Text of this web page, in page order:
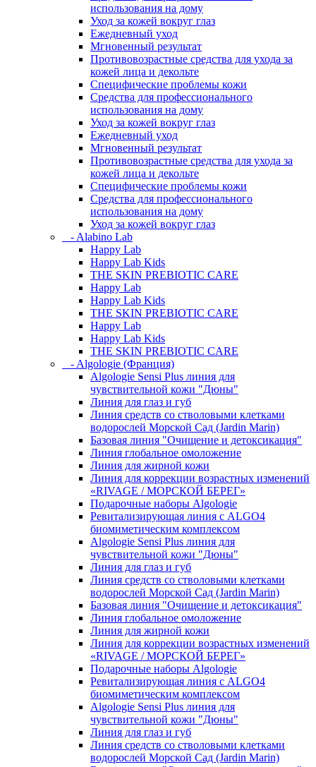
использования на дому
Уход за кожей вокруг глаз
Ежедневный уход
Мгновенный результат
Противовозрастные средства для ухода за
кожей лица и декольте
Специфические проблемы кожи
Средства для профессионального
использования на дому
Уход за кожей вокруг глаз
Ежедневный уход
Мгновенный результат
Противовозрастные средства для ухода за
кожей лица и декольте
Специфические проблемы кожи
Средства для профессионального
использования на дому
Уход за кожей вокруг глаз
- Alabino Lab
Happy Lab
Happy Lab Kids
THE SKIN PREBIOTIC CARE
Happy Lab
Happy Lab Kids
THE SKIN PREBIOTIC CARE
Happy Lab
Happy Lab Kids
THE SKIN PREBIOTIC CARE
- Algologie (Франция)
Algologie Sensi Plus линия для
чувcтвительной кожи "Дюны"
Линия для глаз и губ
Линия средств со стволовыми клетками
водорослей Морской Сад (Jardin Marin)
Базовая линия "Очищение и детоксикация"
Линия глобальное омоложение
Линия для жирной кожи
Линия для коррекции возрастных изменений
«RIVAGE / МОРСКОЙ БЕРЕГ»
Подарочные наборы Algologie
Ревитализирующая линия с ALGO4
биомиметическим комплексом
Algologie Sensi Plus линия для
чувcтвительной кожи "Дюны"
Линия для глаз и губ
Линия средств со стволовыми клетками
водорослей Морской Сад (Jardin Marin)
Базовая линия "Очищение и детоксикация"
Линия глобальное омоложение
Линия для жирной кожи
Линия для коррекции возрастных изменений
«RIVAGE / МОРСКОЙ БЕРЕГ»
Подарочные наборы Algologie
Ревитализирующая линия с ALGO4
биомиметическим комплексом
Algologie Sensi Plus линия для
чувcтвительной кожи "Дюны"
Линия для глаз и губ
Линия средств со стволовыми клетками
водорослей Морской Сад (Jardin Marin)